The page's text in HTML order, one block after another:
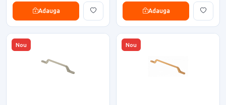
Adauga Adauga
Nou Nou